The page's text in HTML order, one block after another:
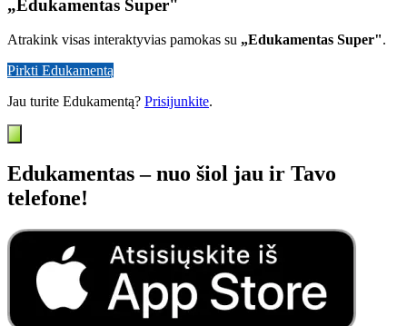
„Edukamentas Super"
Atrakink visas interaktyvias pamokas su „Edukamentas Super".
Pirkti Edukamentą
Jau turite Edukamentą? Prisijunkite.
Edukamentas – nuo šiol jau ir Tavo
telefone!